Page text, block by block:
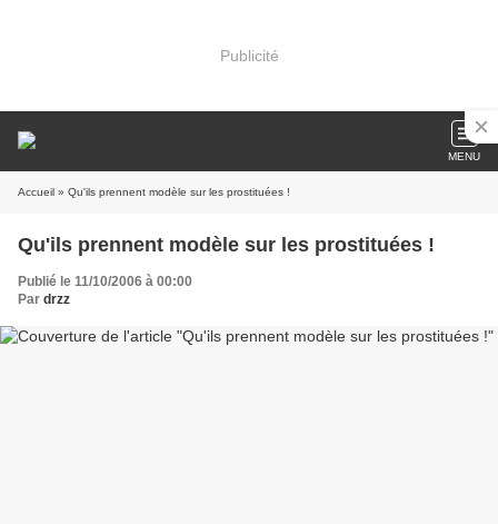
Publicité
MENU
Accueil » Qu'ils prennent modèle sur les prostituées !
Qu'ils prennent modèle sur les prostituées !
Publié le 11/10/2006 à 00:00
Par drzz